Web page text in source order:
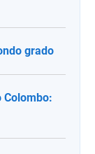
grado
Colombo: